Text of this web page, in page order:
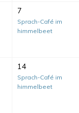
7
Sprach-Café im
himmelbeet
14
Sprach-Café im
himmelbeet